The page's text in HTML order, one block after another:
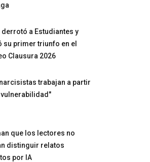
derrotó a Estudiantes y
su primer triunfo en el
Clausura 2026
trabajan a partir
vulnerabilidad"
que los lectores no
distinguir relatos
por IA